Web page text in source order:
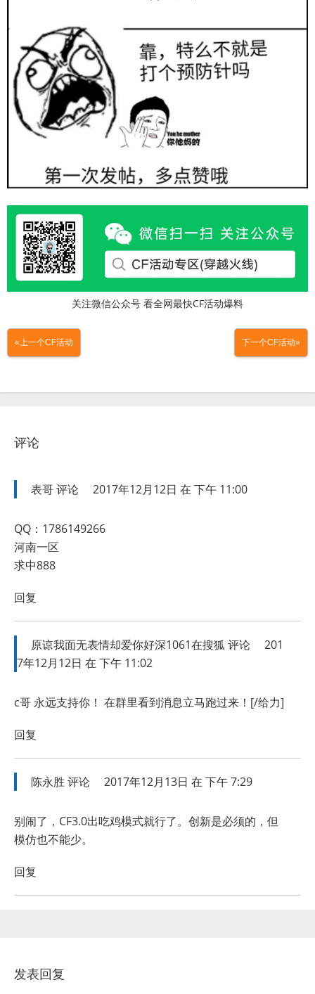
关注微信公众号 看全网最快CF活动爆料
«上一个CF活动 下一个CF活动»
评论
表哥评论 2017年12月12日 在 下午 11:00
QQ：1786149266
河南一区
求中888
回复
原谅我面无表情却爱你好深1061在搜狐 评论
201
7年12月12日 在 下午 11:02
c哥 永远支持你！ 在群里看到消息立马跑过来！[/给力]
回复
陈永胜评论 2017年12月13日 在 下午 7:29
别闹了，CF3.0出吃鸡模式就行了。创新是必须的，但
模仿也不能少。
回复
发表回复